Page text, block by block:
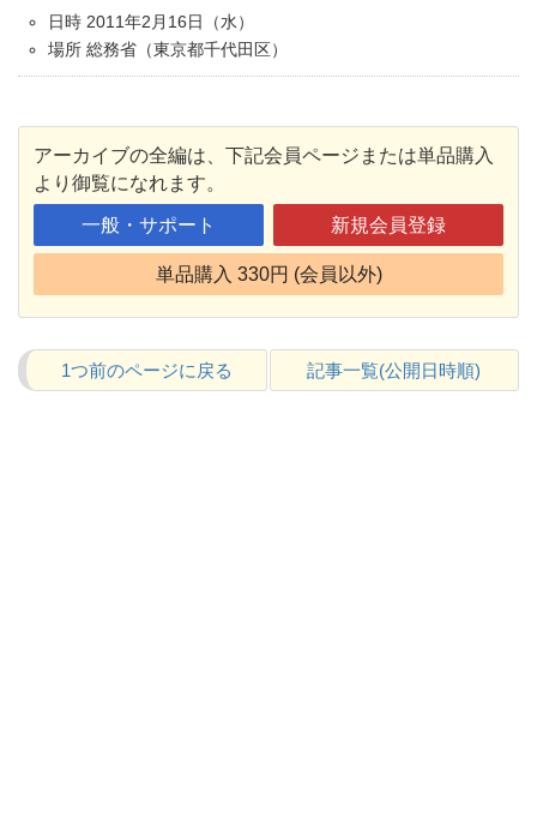
日時 2011年2月16日（水）
場所 総務省（東京都千代田区）
アーカイブの全編は、下記会員ページまたは単品購入
より御覧になれます。
一般・サポート 新規会員登録
単品購入 330円 (会員以外)
1つ前のページに戻る 記事一覧(公開日時順)